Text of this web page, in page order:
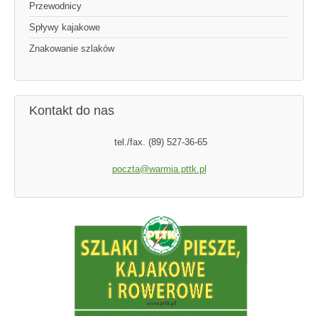
Przewodnicy
Spływy kajakowe
Znakowanie szlaków
Kontakt do nas
tel./fax. (89) 527-36-65
poczta@warmia.pttk.pl